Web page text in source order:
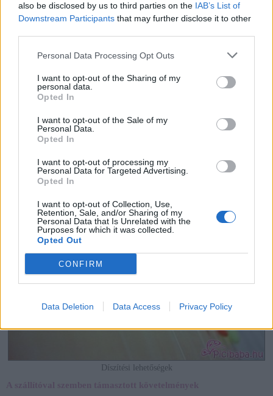
also be disclosed by us to third parties on the IAB’s List of
Downstream Participants that may further disclose it to other
Personal Data Processing Opt Outs
I want to opt-out of the Sharing of my
personal data.
Opted In
I want to opt-out of the Sale of my
Personal Data.
Opted In
I want to opt-out of processing my
Personal Data for Targeted Advertising.
Opted In
I want to opt-out of Collection, Use,
Retention, Sale, and/or Sharing of my
Personal Data that Is Unrelated with the
Purposes for which it was collected.
Opted Out
CONFIRM
Data Deletion Data Access Privacy Policy
Mindössze annyit ajánlok figyelmébe, hogy a kellően nagy
termékválasztékkal rendelkező gyártók a szerkezetében azonos termékeket
választási lehetőséget, hogyugyanarra bútorra, többféle alakú, színű
gyermek életkor változásakor cseréljenek egy - egy szerelvényt, például
fiókhúzót. Ezzel a megoldással a szerelvényekkel színessé tett babaszobát
tudják "komolyabbá" tenni egyszínű, vagy natúr húzók alkalmazásával.
gyermekszobák. Érdeklődjön a kereskedőnél, hogy a kiállított bútornál
adott-e ez a lehetőség.
Díszítési lehetőségek